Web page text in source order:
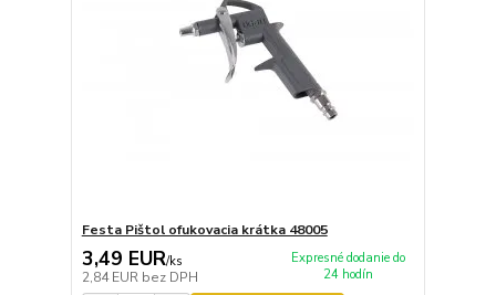
Festa Pištol ofukovacia krátka 48005
3,49 EUR/ks
2,84 EUR bez DPH
Expresné dodanie do
24 hodín